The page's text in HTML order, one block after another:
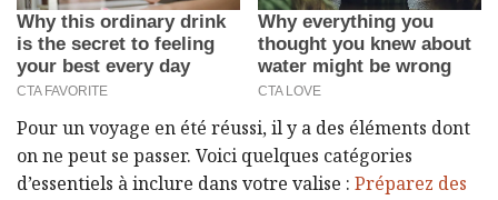
Pour un voyage en été réussi, il y a des éléments dont
on ne peut se passer. Voici quelques catégories
d’essentiels à inclure dans votre valise : Préparez des